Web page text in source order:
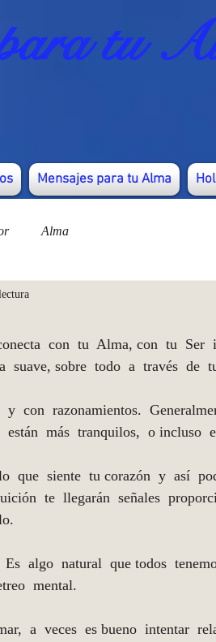
tu
Mensajes para tu Alma
Alma
con  tu  Alma, con  tu  Ser
suave, sobre  todo  a  través  de
con  razonamientos.
más  tranquilos,  o incluso
que  siente  tu corazón  y  así
te  llegarán  señales
algo  natural  que todos
mental.
a  veces  es bueno  intentar